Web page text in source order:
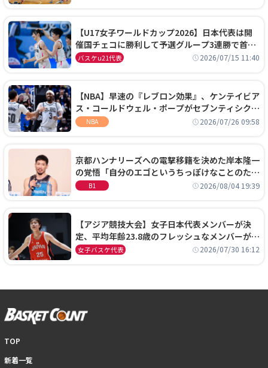
【U17女子ワールドカップ2026】日本代表は開
催国チェコに勝利して予選グループ3連勝で首位
通過！準々決勝の相手はエジプトに決定
バスケu21代表 2026/07/15 11:40
【NBA】早速の『レブロン効果』、ケンテイビア
ス・コールドウェル・ポープがセブンティシクサ
ーズに1年契約で加入
NBA 2026/07/26 09:58
京都ハンナリーズへの電撃移籍を決めた岸本隆一
の覚悟「自分のエゴというちっぽけなことのため
に、京都に来たわけではない」
B1 2026/08/04 19:39
【アジア競技大会】女子日本代表メンバーが決
定、平均年齢23.8歳のフレッシュなメンバーが日
本開催の大舞台で頂点を狙う
女子バスケ代表 2026/07/30 16:12
TOP
新着一覧